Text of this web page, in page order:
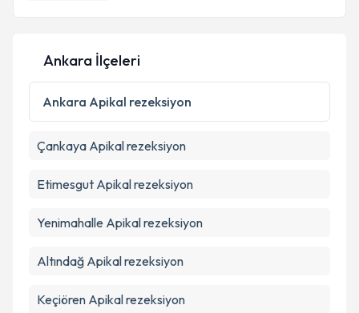
Kişisel verilerimin işlenmesine ilişkinAydınlatma
Metni 'ni okudum ve kişisel verilerimin belirtilen
kapsamda işlenmesini kabul ediyorum.
Ankara İlçeleri
Ankara Apikal rezeksiyon
Çankaya Apikal rezeksiyon
Etimesgut Apikal rezeksiyon
Yenimahalle Apikal rezeksiyon
Altındağ Apikal rezeksiyon
Keçiören Apikal rezeksiyon